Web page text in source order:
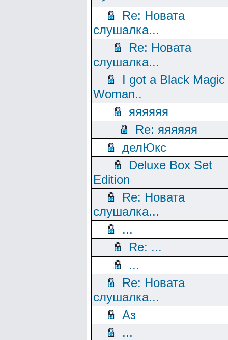
Re: Новата
слушалка...
Re: Новата
слушалка...
I got a Black Magic
Woman..
яяяяяя
Re: яяяяяя
делЮкс
Deluxe Box Set
Edition
Re: Новата
слушалка...
...
Re: ...
...
Re: Новата
слушалка...
Аз
...